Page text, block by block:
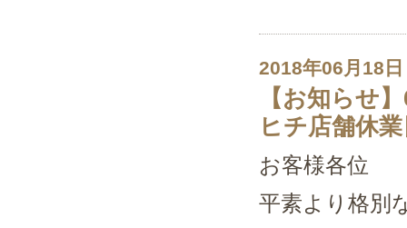
2018年06月18日
【お知らせ
ヒチ店舗休
お客様各位
平素より格別